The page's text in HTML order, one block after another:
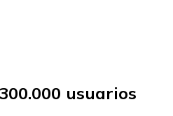
usuarios